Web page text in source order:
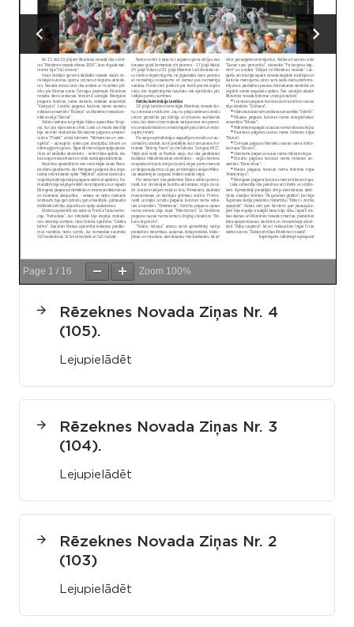
Page 1 / 16 Zoom 100%
Rēzeknes Novada Ziņas Nr. 4
(105).
Lejupielādēt
Rēzeknes Novada Ziņas Nr. 3
(104).
Lejupielādēt
Rēzeknes Novada Ziņas Nr. 2
(103)
Lejupielādēt